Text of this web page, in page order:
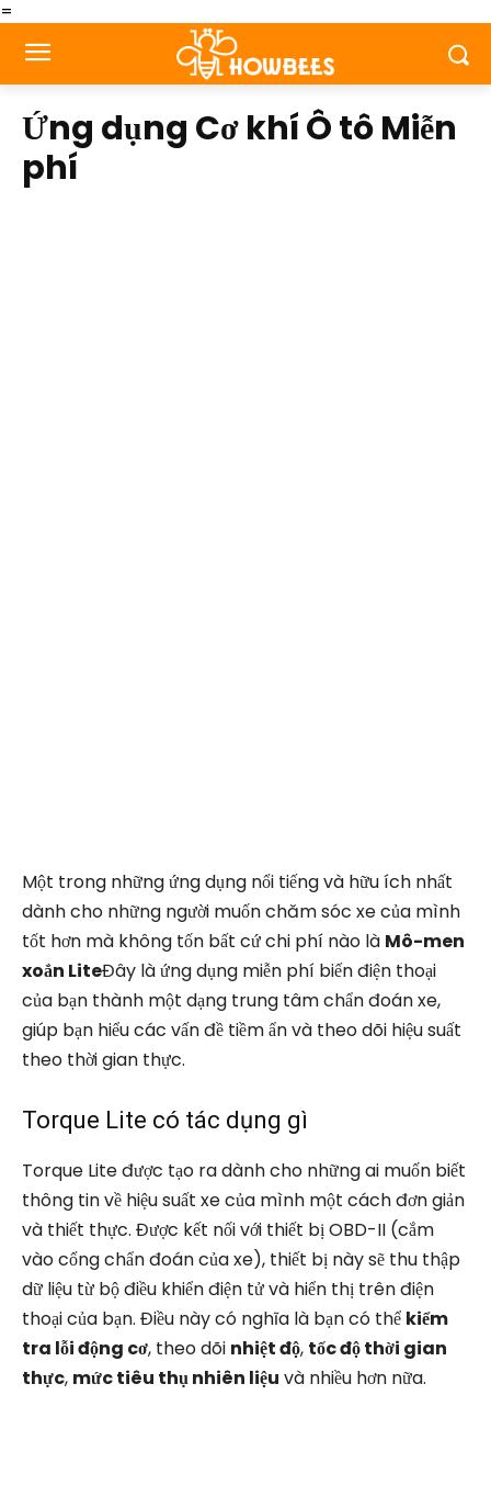
=
Ứng dụng Cơ khí Ô tô Miễn
phí
Một trong những ứng dụng nổi tiếng và hữu ích nhất
dành cho những người muốn chăm sóc xe của mình
tốt hơn mà không tốn bất cứ chi phí nào là Mô-men
xoắn LiteĐây là ứng dụng miễn phí biến điện thoại
của bạn thành một dạng trung tâm chẩn đoán xe,
giúp bạn hiểu các vấn đề tiềm ẩn và theo dõi hiệu suất
theo thời gian thực.
Torque Lite có tác dụng gì
Torque Lite được tạo ra dành cho những ai muốn biết
thông tin về hiệu suất xe của mình một cách đơn giản
và thiết thực. Được kết nối với thiết bị OBD-II (cắm
vào cổng chẩn đoán của xe), thiết bị này sẽ thu thập
dữ liệu từ bộ điều khiển điện tử và hiển thị trên điện
thoại của bạn. Điều này có nghĩa là bạn có thể kiểm
tra lỗi động cơ, theo dõi nhiệt độ, tốc độ thời gian
thực, mức tiêu thụ nhiên liệu và nhiều hơn nữa.